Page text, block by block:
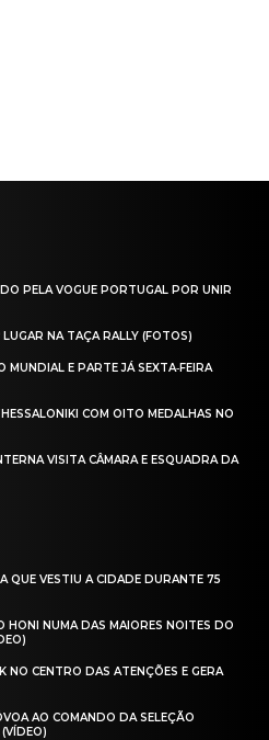
PELA VOGUE PORTUGAL POR UNIR
NA TAÇA RALLY (FOTOS)
E PARTE JÁ SEXTA‑FEIRA
COM OITO MEDALHAS NO
VISITA CÂMARA E ESQUADRA DA
QUE VESTIU A CIDADE DURANTE 75
HONI NUMA DAS MAIORES NOITES DO
NO CENTRO DAS ATENÇÕES E GERA
AO COMANDO DA SELEÇÃO